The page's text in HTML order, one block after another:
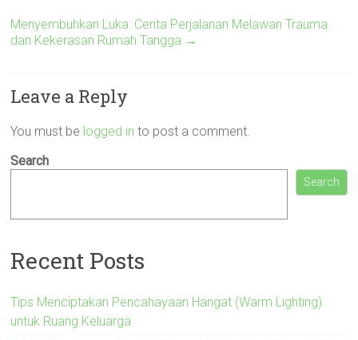
Menyembuhkan Luka: Cerita Perjalanan Melawan Trauma
dan Kekerasan Rumah Tangga →
Leave a Reply
You must be logged in to post a comment.
Search
Search
Recent Posts
Tips Menciptakan Pencahayaan Hangat (Warm Lighting)
untuk Ruang Keluarga